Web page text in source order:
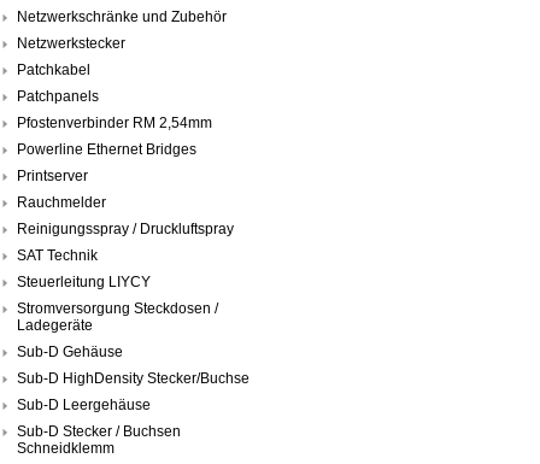
Netzwerkschränke und Zubehör
Netzwerkstecker
Patchkabel
Patchpanels
Pfostenverbinder RM 2,54mm
Powerline Ethernet Bridges
Printserver
Rauchmelder
Reinigungsspray / Druckluftspray
SAT Technik
Steuerleitung LIYCY
Stromversorgung Steckdosen /
Ladegeräte
Sub-D Gehäuse
Sub-D HighDensity Stecker/Buchse
Sub-D Leergehäuse
Sub-D Stecker / Buchsen
Schneidklemm